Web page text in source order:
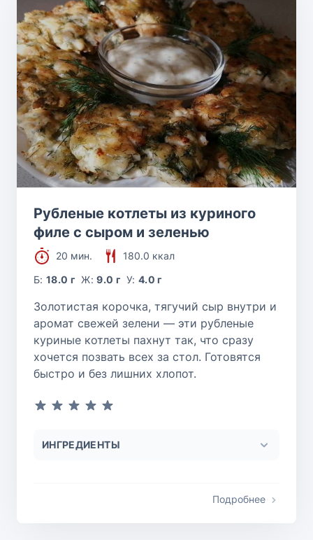
Рубленые котлеты из куриного
филе с сыром и зеленью
20 мин.
180.0 ккал
Б:18.0 г Ж:9.0 г У:4.0 г
Золотистая корочка, тягучий сыр внутри и
аромат свежей зелени — эти рубленые
куриные котлеты пахнут так, что сразу
хочется позвать всех за стол. Готовятся
быстро и без лишних хлопот.
ИНГРЕДИЕНТЫ
Подробнее